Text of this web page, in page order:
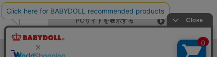
PCサイトを表示する
©Disney ©Disney/Pixar ©Disney. Based on the "Winnie the Pooh" works by A.A. Milne and E.H. Shepard.